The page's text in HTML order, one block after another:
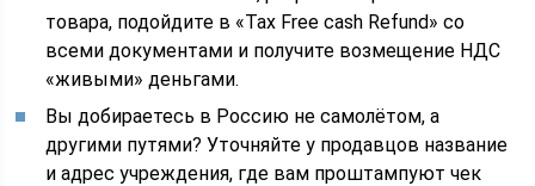
товара, подойдите в «Tax Free cash Refund» со
всеми документами и получите возмещение НДС
«живыми» деньгами.
Вы добираетесь в Россию не самолётом, а
другими путями? Уточняйте у продавцов название
и адрес учреждения, где вам проштампуют чек